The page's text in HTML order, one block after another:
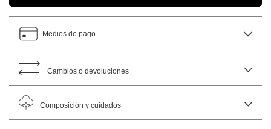
Medios de pago
Cambios o devoluciones
Composición y cuidados